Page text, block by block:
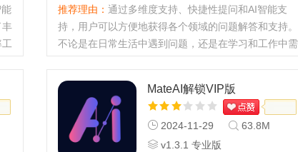
丰
推荐理由： 通过多维度支持、快捷性提问和AI智能支
持，用户可以方便地获得各个领域的问题解答和支持。
不论是在日常生活中遇到问题，还是在学习和工作中需
MateAI解锁VIP版
2024-11-29
63.8M
v1.3.1 专业版